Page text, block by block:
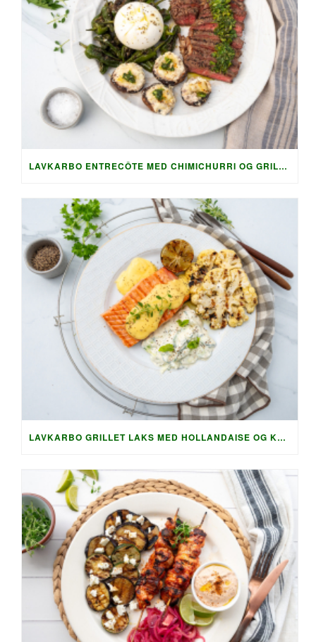
LAVKARBO ENTRECÔTE MED CHIMICHURRI OG GRILLET TILBEHØR
LAVKARBO GRILLET LAKS MED HOLLANDAISE OG KREMET AGURKSALAT